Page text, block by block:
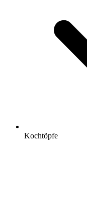
Kochtöpfe